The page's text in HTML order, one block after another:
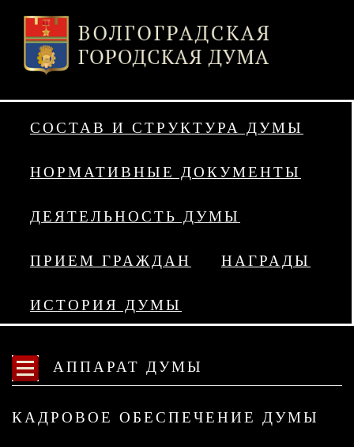
СОСТАВ И СТРУКТУРА ДУМЫ
НОРМАТИВНЫЕ ДОКУМЕНТЫ
ДЕЯТЕЛЬНОСТЬ ДУМЫ
ПРИЕМ ГРАЖДАН НАГРАДЫ
ИСТОРИЯ ДУМЫ
АППАРАТ ДУМЫ
КАДРОВОЕ ОБЕСПЕЧЕНИЕ ДУМЫ